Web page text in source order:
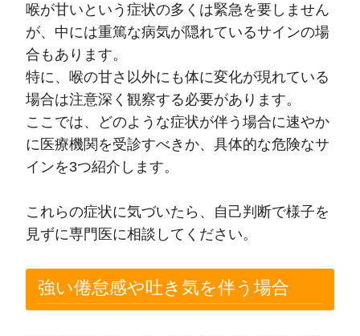
喉が甘いという症状の多くは緊急を要しません
が、中には重篤な病気が隠れているサインの場
合もあります。
特に、喉の甘さ以外にも体に変化が現れている
場合は注意深く観察する必要があります。
ここでは、どのような症状が伴う場合に速やか
に医療機関を受診すべきか、具体的な危険なサ
インを3つ紹介します。
これらの症状に気づいたら、自己判断で様子を
見ずに専門医に相談してください。
強い倦怠感や吐き気を伴う場合